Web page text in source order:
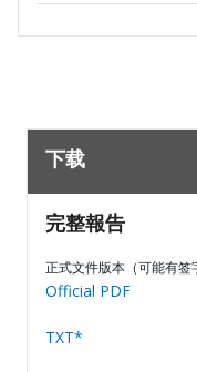
下载
完整報告
正式文件版本（可能有签
Official PDF
TXT*